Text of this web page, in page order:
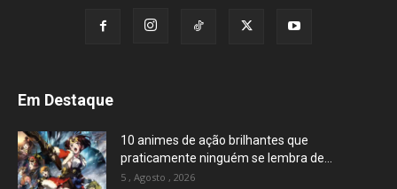
Em Destaque
10 animes de ação brilhantes que
praticamente ninguém se lembra de...
5 , Agosto , 2026